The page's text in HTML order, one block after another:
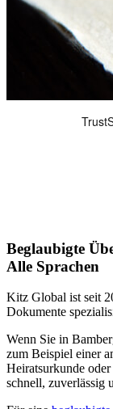
Beglaubigte
Alle Sprachen
Kitz Global ist seit
Dokumente
Wenn Sie in
zum Beispiel einer
Heiratsurkunde
schnell, zuverlässig